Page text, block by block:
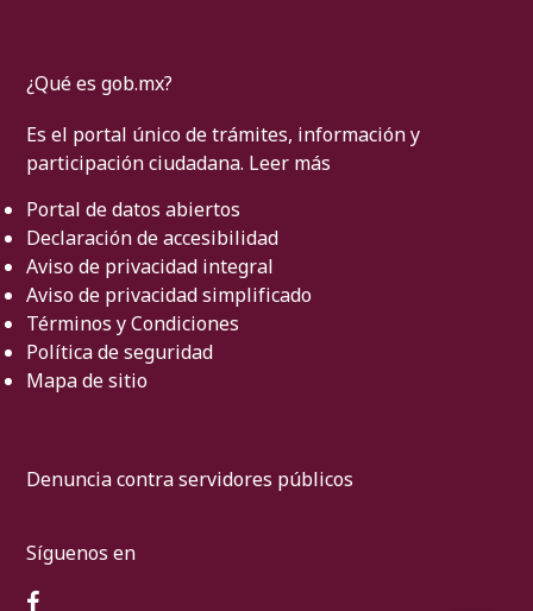
¿Qué es gob.mx?
Es el portal único de trámites, información y
participación ciudadana. Leer más
Portal de datos abiertos
Declaración de accesibilidad
Aviso de privacidad integral
Aviso de privacidad simplificado
Términos y Condiciones
Política de seguridad
Mapa de sitio
Denuncia contra servidores públicos
Síguenos en